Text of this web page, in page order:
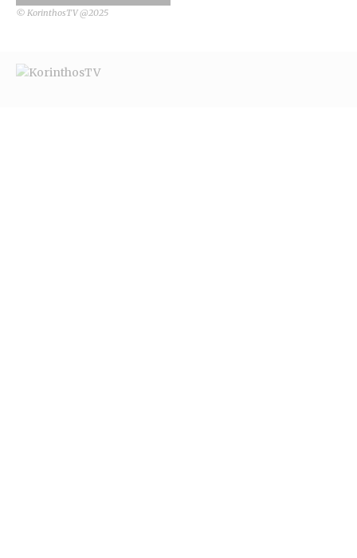
© KorinthosTV @2025